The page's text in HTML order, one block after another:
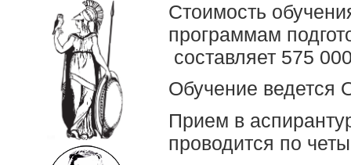
Стоимость
программам
составляет 575
Обучение ведется
Прием в
проводится по